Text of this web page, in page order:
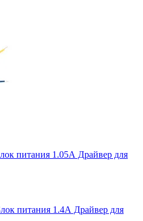
питания 1.05А Драйвер для